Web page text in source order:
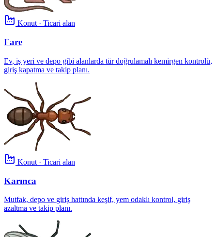
Konut · Ticari alan
Fare
Ev, iş yeri ve depo gibi alanlarda tür doğrulamalı kemirgen kontrolü,
giriş kapatma ve takip planı.
Konut · Ticari alan
Karınca
Mutfak, depo ve giriş hattında keşif, yem odaklı kontrol, giriş
azaltma ve takip planı.